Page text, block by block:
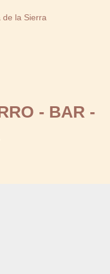
- BAR -